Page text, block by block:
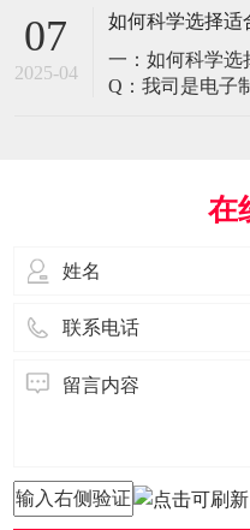
环境特殊性对防
疗影像环境的特殊需求 电磁
MRI室需完全无
07
2025-04
如何科学选择适
一：如何科学选
Q：我司是电子
用场景、技术
量。作为深耕
在